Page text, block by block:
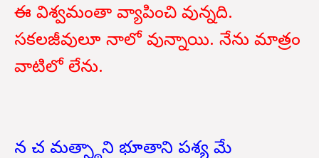
ఈ విశ్వమంతా వ్యాపించి వున్నది.
సకలజీవులూ నాలో వున్నాయి. నేను మాత్రం
వాటిలో లేను.
న చ మత్స్థాని భూతాని పశ్య మే